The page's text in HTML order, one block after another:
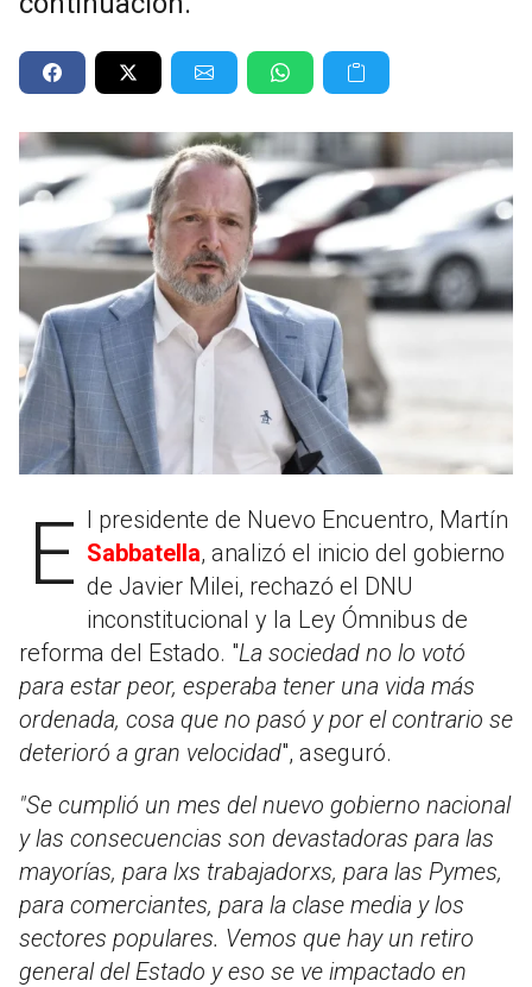
El presidente de Nuevo Encuentro, Martín
Sabbatella, analizó el inicio del gobierno
de Javier Milei, rechazó el DNU
inconstitucional y la Ley Ómnibus de
reforma del Estado. "La sociedad no lo votó
para estar peor, esperaba tener una vida más
ordenada, cosa que no pasó y por el contrario se
deterioró a gran velocidad", aseguró.
"Se cumplió un mes del nuevo gobierno nacional
y las consecuencias son devastadoras para las
mayorías, para lxs trabajadorxs, para las Pymes,
para comerciantes, para la clase media y los
sectores populares. Vemos que hay un retiro
general del Estado y eso se ve impactado en